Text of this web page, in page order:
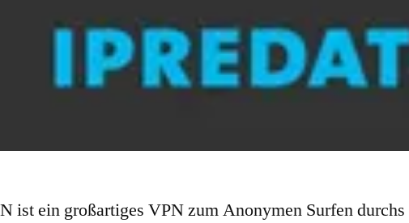
ist ein großartiges VPN zum Anonymen Surfen durchs